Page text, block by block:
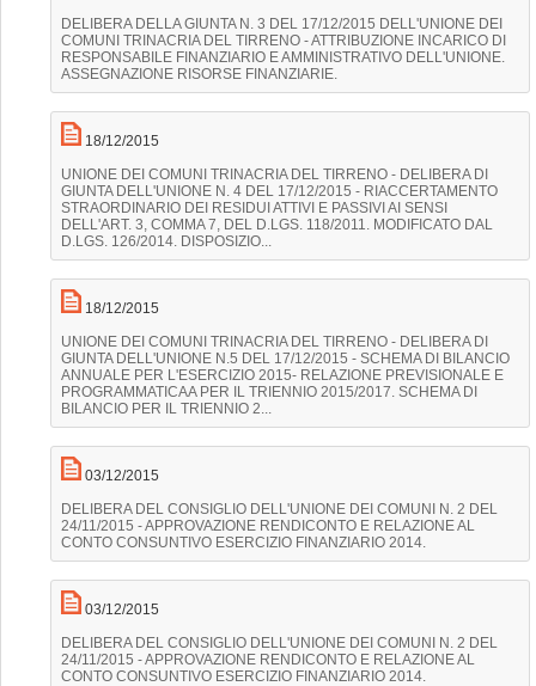
DELIBERA DELLA GIUNTA N. 3 DEL 17/12/2015 DELL'UNIONE DEI
COMUNI TRINACRIA DEL TIRRENO - ATTRIBUZIONE INCARICO DI
RESPONSABILE FINANZIARIO E AMMINISTRATIVO DELL'UNIONE.
ASSEGNAZIONE RISORSE FINANZIARIE.
18/12/2015
UNIONE DEI COMUNI TRINACRIA DEL TIRRENO - DELIBERA DI
GIUNTA DELL'UNIONE N. 4 DEL 17/12/2015 - RIACCERTAMENTO
STRAORDINARIO DEI RESIDUI ATTIVI E PASSIVI AI SENSI
DELL'ART. 3, COMMA 7, DEL D.LGS. 118/2011. MODIFICATO DAL
D.LGS. 126/2014. DISPOSIZIO...
18/12/2015
UNIONE DEI COMUNI TRINACRIA DEL TIRRENO - DELIBERA DI
GIUNTA DELL'UNIONE N.5 DEL 17/12/2015 - SCHEMA DI BILANCIO
ANNUALE PER L'ESERCIZIO 2015- RELAZIONE PREVISIONALE E
PROGRAMMATICAA PER IL TRIENNIO 2015/2017. SCHEMA DI
BILANCIO PER IL TRIENNIO 2...
03/12/2015
DELIBERA DEL CONSIGLIO DELL'UNIONE DEI COMUNI N. 2 DEL
24/11/2015 - APPROVAZIONE RENDICONTO E RELAZIONE AL
CONTO CONSUNTIVO ESERCIZIO FINANZIARIO 2014.
03/12/2015
DELIBERA DEL CONSIGLIO DELL'UNIONE DEI COMUNI N. 2 DEL
24/11/2015 - APPROVAZIONE RENDICONTO E RELAZIONE AL
CONTO CONSUNTIVO ESERCIZIO FINANZIARIO 2014.